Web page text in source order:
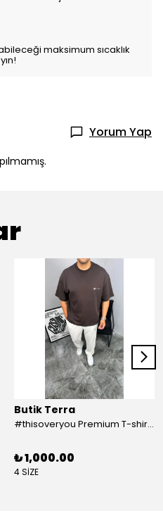
maksimum sıcaklık
Yorum Yap
Butik Terra
#thisoveryou Premium T-shirt Kahve
₺ 1,000.00
4 SİZE